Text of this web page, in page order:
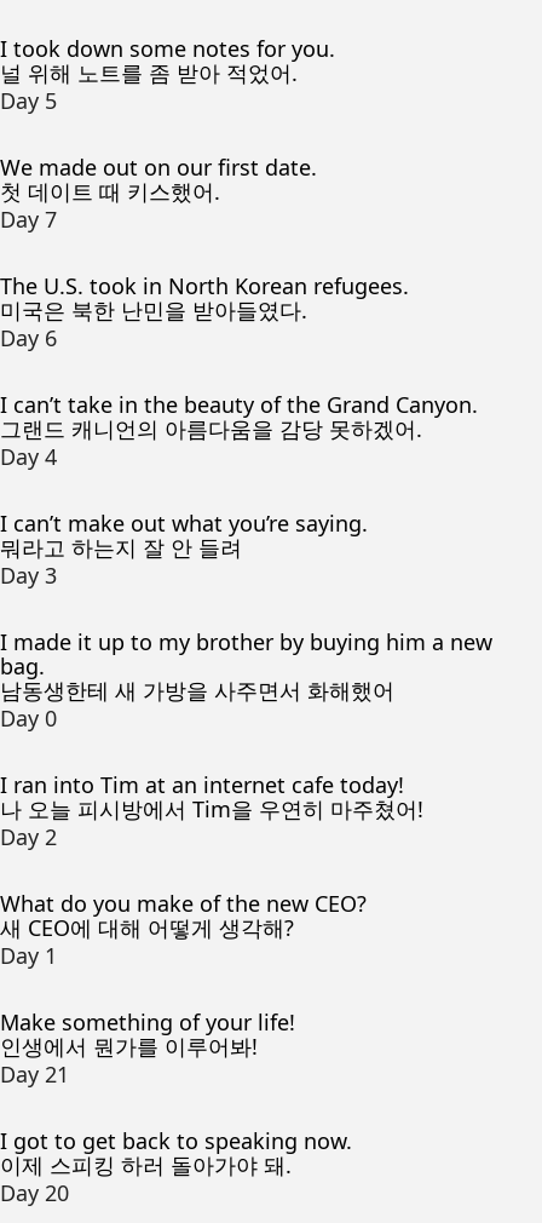
I took down some notes for you.
널 위해 노트를 좀 받아 적었어.
Day 5
We made out on our first date.
첫 데이트 때 키스했어.
Day 7
The U.S. took in North Korean refugees.
미국은 북한 난민을 받아들였다.
Day 6
I can’t take in the beauty of the Grand Canyon.
그랜드 캐니언의 아름다움을 감당 못하겠어.
Day 4
I can’t make out what you’re saying.
뭐라고 하는지 잘 안 들려
Day 3
I made it up to my brother by buying him a new
bag.
남동생한테 새 가방을 사주면서 화해했어
Day 0
I ran into Tim at an internet cafe today!
나 오늘 피시방에서 Tim을 우연히 마주쳤어!
Day 2
What do you make of the new CEO?
새 CEO에 대해 어떻게 생각해?
Day 1
Make something of your life!
인생에서 뭔가를 이루어봐!
Day 21
I got to get back to speaking now.
이제 스피킹 하러 돌아가야 돼.
Day 20